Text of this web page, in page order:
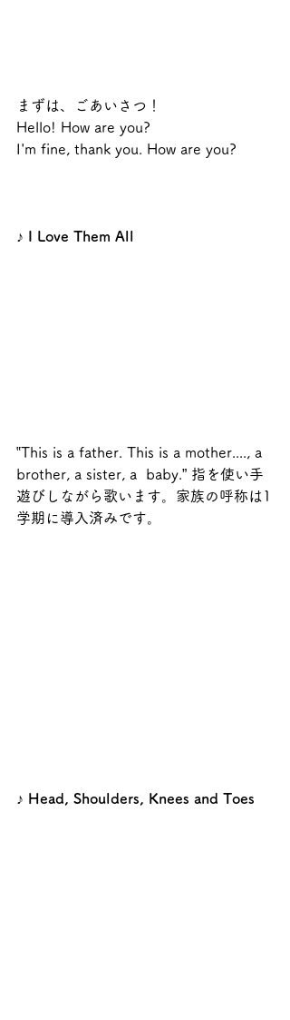
まずは、ごあいさつ！
Hello! How are you?
I'm fine, thank you. How are you?
♪ I Love Them All
‟This is a father. This is a mother...., a
brother, a sister, a  baby.” 指を使い手
遊びしながら歌います。家族の呼称は1
学期に導入済みです。
♪ Head, Shoulders, Knees and Toes